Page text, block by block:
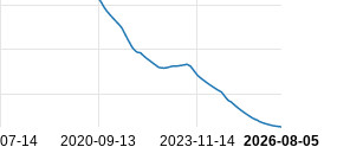
14 2020-09-13 2023-11-14 2026-08-05